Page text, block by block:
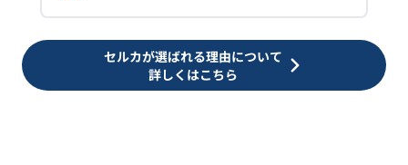
セルカが選ばれる理由について
詳しくはこちら